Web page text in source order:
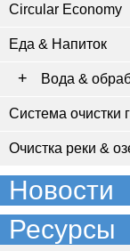
Circular Economy
Еда & Напиток
Вода &
Система очистки
Очистка реки &
Новости
Ресурсы